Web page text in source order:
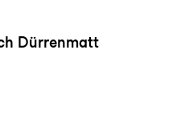
Dürrenmatt